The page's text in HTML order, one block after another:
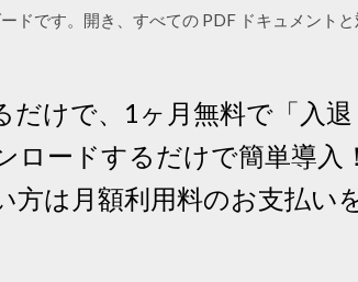
ドです。開き、すべての PDF ドキュメント
だけで、1ヶ月無料で「入
ロードするだけで簡単導入
方は月額利用料のお支払い